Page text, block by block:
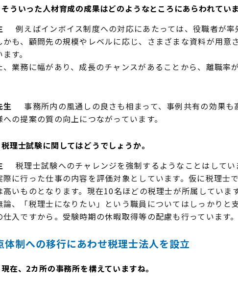
そういった人材育成の成果はどのようなところにあらわれていま
例えばインボイス制度への対応にあたっては、役職者が
かも、顧問先の規模やレベルに応じ、さまざまな資料が用意
す。
業務に幅があり、成長のチャンスがあることから、離職率
生
事務所内の風通しの良さも相まって、事例共有の効果も
への提案の質の向上につながっています。
税理士試験に関してはどうでしょうか。
税理士試験へのチャレンジを強制するようなことはして
際に行った仕事の内容を評価対象としています。仮に税理士
高いものとなります。現在10名ほどの税理士が所属してい
論、「税理士になりたい」という職員についてはしっかりと
仕入ですから。受験時期の休暇取得等の配慮も行っています。
体制への移行にあわせ税理士法人を設立
現在、2カ所の事務所を構えていますね。